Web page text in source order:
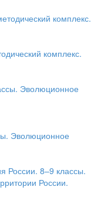
комплекс.
Эволюционное